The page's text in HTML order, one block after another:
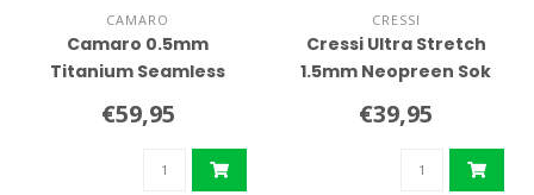
CAMARO
Camaro 0.5mm
Titanium Seamless
€59,95
CRESSI
Cressi Ultra Stretch
1.5mm Neopreen Sok
€39,95